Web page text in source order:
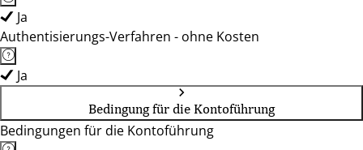
Ja
Authentisierungs-Verfahren - ohne Kosten
Ja
Bedingung für die Kontoführung
Bedingungen für die Kontoführung